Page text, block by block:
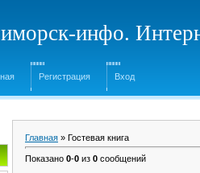
инфо.
Регистрация Вход
Главная » Гостевая книга
Показано 0-0 из 0 сообщений